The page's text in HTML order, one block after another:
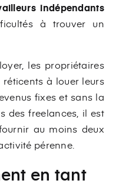
indépendants
à trouver un
les propriétaires
à louer leurs
fixes et sans la
des freelances, il est
au moins deux
pérenne.
en tant